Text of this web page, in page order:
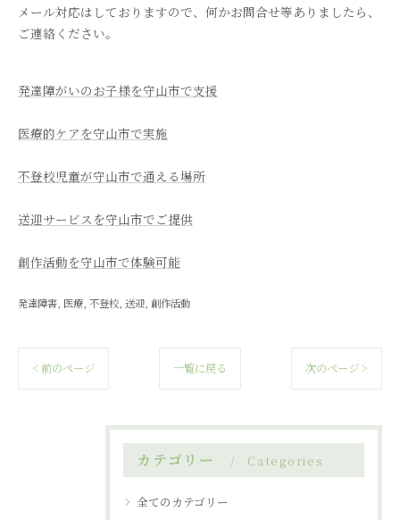
メール対応はしておりますので、何かお問合せ等ありましたら、
ご連絡ください。
発達障がいのお子様を守山市で支援
医療的ケアを守山市で実施
不登校児童が守山市で通える場所
送迎サービスを守山市でご提供
創作活動を守山市で体験可能
発達障害 医療 不登校 送迎 創作活動
< 前のページ 一覧に戻る 次のページ >
カテゴリー Categories
全てのカテゴリー